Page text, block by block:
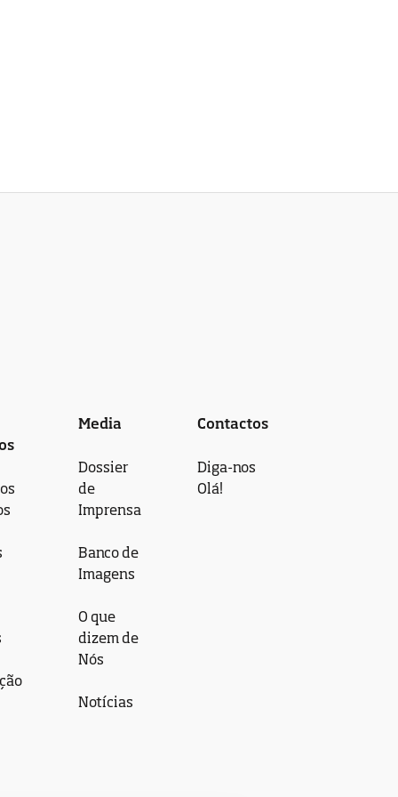
Media
Dossier
de
Imprensa
Banco de
Imagens
O que
dizem de
Nós
Notícias
Contactos
Diga-nos
Olá!